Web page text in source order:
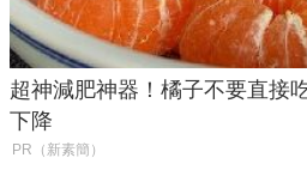
超神減肥神器！橘子不要直接
下降
PR（新素簡）